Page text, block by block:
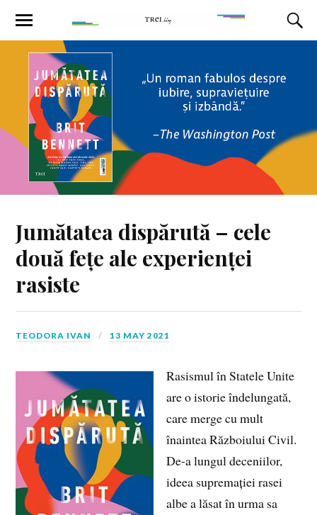
Jumătatea dispărută – cele
două fețe ale experienței
rasiste
TEODORA IVAN 13 MAY 2021
Rasismul în Statele Unite
are o istorie îndelungată,
care merge cu mult
înaintea Războiului Civil.
De-a lungul deceniilor,
ideea supremației rasei
albe a lăsat în urma sa